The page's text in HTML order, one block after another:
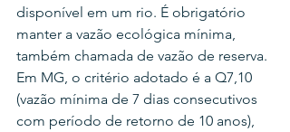
disponível em um rio. É obrigatório
manter a vazão ecológica mínima,
também chamada de vazão de reserva.
Em MG, o critério adotado é a Q7,10
(vazão mínima de 7 dias consecutivos
com período de retorno de 10 anos),